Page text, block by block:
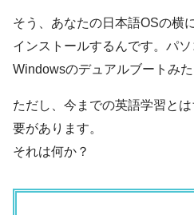
そう、あなたの日本語OSの横
インストールするんです。パ
Windowsのデュアルブートみた
ただし、今までの英語学習と
要があります。
それは何か？